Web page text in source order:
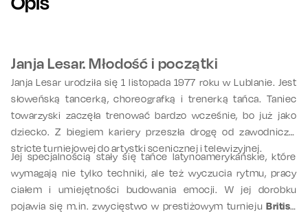
Janja Lesar. Młodość i początki
Janja Lesar urodziła się 1 listopada 1977 roku w Lublanie. Jest
słoweńską tancerką, choreografką i trenerką tańca. Taniec
towarzyski zaczęła trenować bardzo wcześnie, bo już jako
dziecko. Z biegiem kariery przeszła drogę od zawodniczki
stricte turniejowej do artystki scenicznej i telewizyjnej.
Jej specjalnością stały się tańce latynoamerykańskie, które
wymagają nie tylko techniki, ale też wyczucia rytmu, pracy
ciałem i umiejętności budowania emocji. W jej dorobku
pojawia się m.in. zwycięstwo w prestiżowym turniejuBritish